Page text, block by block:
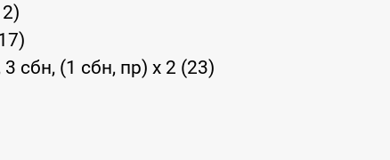
сбн, (1 сбн, пр) x 2 (23)